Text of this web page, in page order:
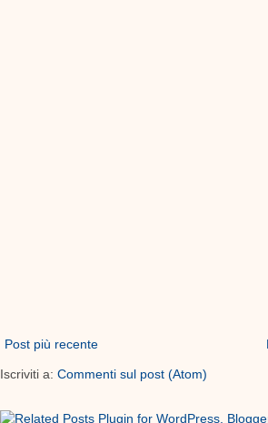
Post più recente
Iscriviti a: Commenti sul post (Atom)